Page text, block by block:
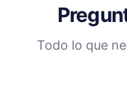
Todo lo que